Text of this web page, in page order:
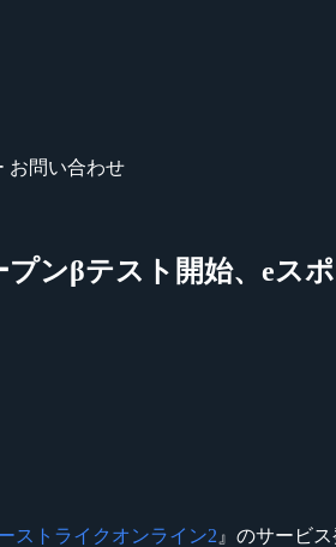
お問い合わせ
ンβテスト開始、eス
ストライクオンライン2 』のサービ